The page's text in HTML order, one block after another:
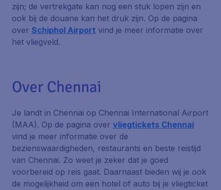
zijn; de vertrekgate kan nog een stuk lopen zijn en
ook bij de douane kan het druk zijn. Op de pagina
over Schiphol Airport vind je meer informatie over
het vliegveld.
Over Chennai
Je landt in Chennai op Chennai International Airport
(MAA). Op de pagina over vliegtickets Chennai
vind je meer informatie over de
bezienswaardigheden, restaurants en beste reistijd
van Chennai. Zo weet je zeker dat je goed
voorbereid op reis gaat. Daarnaast bieden wij je ook
de mogelijkheid om een hotel of auto bij je vliegticket